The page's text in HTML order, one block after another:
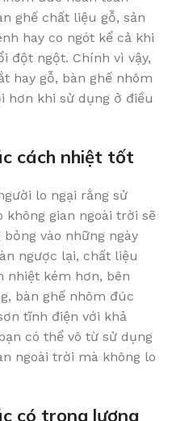
ghế chất liệu gỗ, sản
hay co ngót kể cả khi
đột ngột. Chính vì vậy,
hay gỗ, bàn ghế nhôm
hơn khi sử dụng ở điều
cách nhiệt tốt
lo ngại rằng sử
gian ngoài trời sẽ
vào những ngày
ngược lại, chất liệu
nhiệt kém hơn, bên
bàn ghế nhôm đúc
tĩnh điện với khả
có thể vô từ sử dụng
ngoài trời mà không lo
có trọng lượng